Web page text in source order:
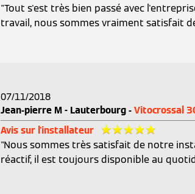
"Tout s'est très bien passé avec
travail, nous sommes vraiment satisfait
07/11/2018
Jean-pierre M - Lauterbourg - Vitocrossal
Avis sur l'installateur
"Nous sommes très satisfait de notre
réactif, il est toujours disponible au